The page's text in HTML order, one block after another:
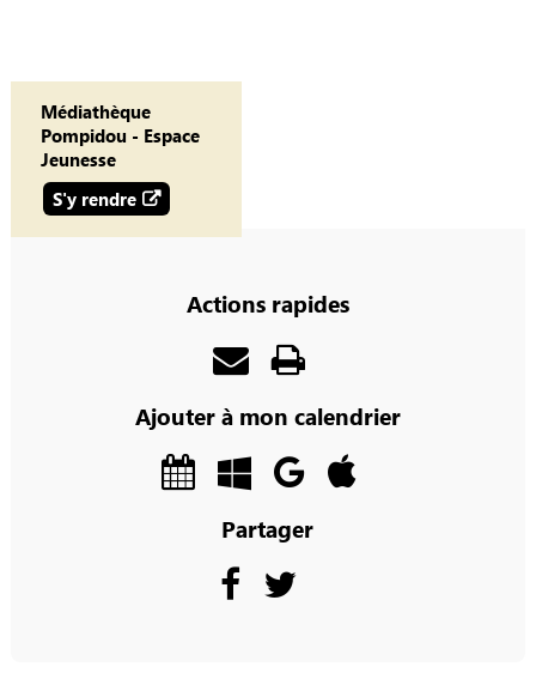
Médiathèque
Pompidou - Espace
Jeunesse
S'y rendre
Actions rapides
Ajouter à mon calendrier
Partager